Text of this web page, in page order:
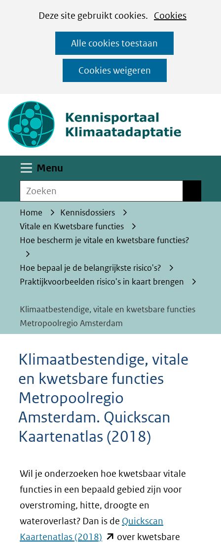
CookiesDeze site gebruikt cookies. Cookies
op
deze
website
worden
toegestaan
geweigerd.
Alle cookies toestaan
Cookies weigeren
Ga
naar
de
inhoud
Menu
Zoeken
Home
Kennisdossiers
Vitale en Kwetsbare functies
Hoe bescherm je vitale en kwetsbare functies?
Hoe bepaal je de belangrijkste risico's?
Praktijkvoorbeelden risico's in kaart brengen
Klimaatbestendige, vitale en kwetsbare functies
Metropoolregio Amsterdam
Klimaatbestendige, vitale
en kwetsbare functies
Metropoolregio
Amsterdam. Quickscan
Kaartenatlas (2018)
Wil je onderzoeken hoe kwetsbaar vitale
functies in een bepaald gebied zijn voor
overstroming, hitte, droogte en
wateroverlast? Dan is de Quickscan
Kaartenatlas (2018) (opentover kwetsbare